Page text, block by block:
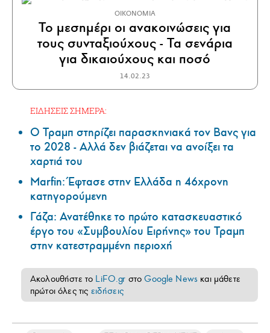
ΟΙΚΟΝΟΜΙΑ
Το μεσημέρι οι ανακοινώσεις για
τους συνταξιούχους - Τα σενάρια
για δικαιούχους και ποσό
14.02.23
ΕΙΔΗΣΕΙΣ ΣΗΜΕΡΑ:
Ο Τραμπ στηρίζει παρασκηνιακά τον Βανς για
το 2028 - Αλλά δεν βιάζεται να ανοίξει τα
χαρτιά του
Marfin: Έφτασε στην Ελλάδα η 46χρονη
κατηγορούμενη
Γάζα: Ανατέθηκε το πρώτο κατασκευαστικό
έργο του «Συμβουλίου Ειρήνης» του Τραμπ
στην κατεστραμμένη περιοχή
Ακολουθήστε το LiFO.gr στοGoogle News και μάθετε
πρώτοι όλες τις ειδήσεις